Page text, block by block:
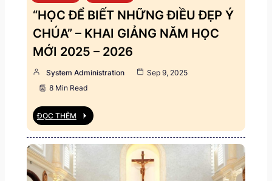
“HỌC ĐỂ BIẾT NHỮNG ĐIỀU ĐẸP Ý
CHÚA” – KHAI GIẢNG NĂM HỌC
MỚI 2025 – 2026
System Administration
Sep 9, 2025
8 Min Read
ĐỌC THÊM